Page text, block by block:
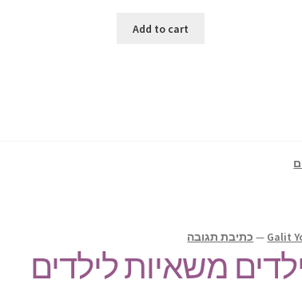
Add to cart
Galit
— כתיבת תגובה
משאיות לילדים